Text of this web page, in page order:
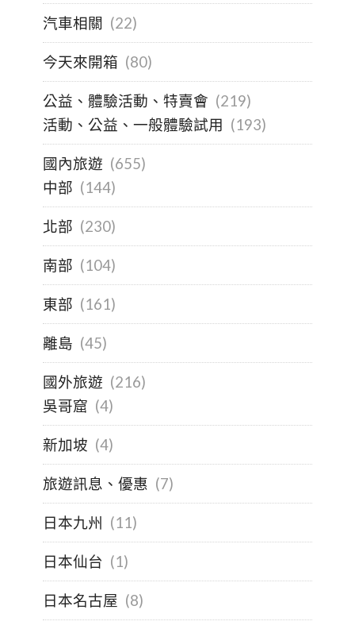
汽車相關 (22)
今天來開箱 (80)
公益、體驗活動、特賣會 (219)
活動、公益、一般體驗試用 (193)
國內旅遊 (655)
中部 (144)
北部 (230)
南部 (104)
東部 (161)
離島 (45)
國外旅遊 (216)
吳哥窟 (4)
新加坡 (4)
旅遊訊息、優惠 (7)
日本九州 (11)
日本仙台 (1)
日本名古屋 (8)